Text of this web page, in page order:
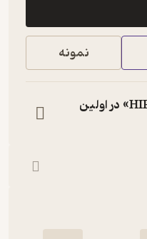
نمونه
تخفیف با کد «HIFIDIBO» در اولین